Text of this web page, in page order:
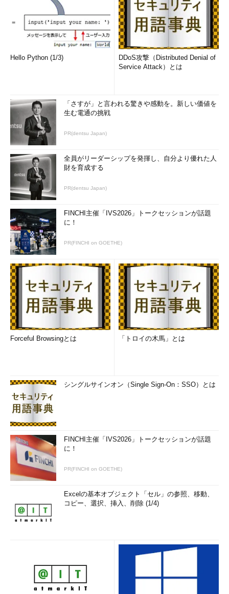
ストールされます。］をクリックする。
コントロールパネルから自動適用時刻を変更する（その3）
これは自動メンテナンスの設定画面。開始時刻とスリープ解
除の設定項目しかない。
（4）ここで指定した時刻になると、自動メンテナンスが
始まる。確認した限りでは、セキュリティスキャンなど他の
メンテナンス作業より後に、更新プログラムの適用が始まる
ことがあるようだ。そのため、ここで指定した時刻より数分
あるいは数十分遅れて適用される可能性がある。
（5）スリープ中のコンピューターをレジューム（復帰）
させて更新プログラムを自動適用するには、これにチェック
を入れてオンにする。
（6）［OK］ボタンをクリックすると設定変更が反映され
る。
●適用するサイクル（間隔）を「毎日」から「毎週」に変更する
上記の手順で更新プログラムの適用時刻は変更できる。だが適
用の間隔については、自動メンテナンスに実行間隔の設定がな
て実装されている。そのため、タスクスケジューラーで該当タ
スクの実行サイクルを変更すればよさそうだ。しかし、いつの
まにか設定がリセットされて元の「毎日」というサイクルに戻
っていた、という報告もネットでは目にする。自動メンテナン
スのタスクをむやみに手動で変更するのは、気を付けた方がよ
さそうだ。
そこでグループポリシーを活用すると、更新プログラム適用を
自動メンテナンスから分離独立して別個に実行することで、これ
を実現できる。ただしWindows 8／8.1無印エディションでは、
グループポリシーを利用できないため、以下の設定はできない
（レジストリ操作などで実現することは不可能ではないようだ
ーエディター（gpedit.msc）を起動す
る。Active Directory環境で設定を行
Hello Python (1/3)
DDoS攻撃（Distributed Denial of
Service Attack）とは
「さすが」と言われる驚きや感動を。新しい価値を
生む電通の挑戦
PR(dentsu Japan)
全員がリーダーシップを発揮し、自分より優れた人
財を育成する
PR(dentsu Japan)
FINCHI主催「IVS2026」トークセッションが話題
に！
PR(FINCHI on GOETHE)
Forceful Browsingとは 「トロイの木馬」とは
シングルサインオン（Single Sign-On：SSO）とは
FINCHI主催「IVS2026」トークセッションが話題
に！
PR(FINCHI on GOETHE)
Excelの基本オブジェクト「セル」の参照、移動、
コピー、選択、挿入、削除 (1/4)